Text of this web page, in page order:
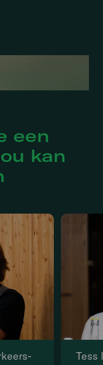
een
kan
Tess